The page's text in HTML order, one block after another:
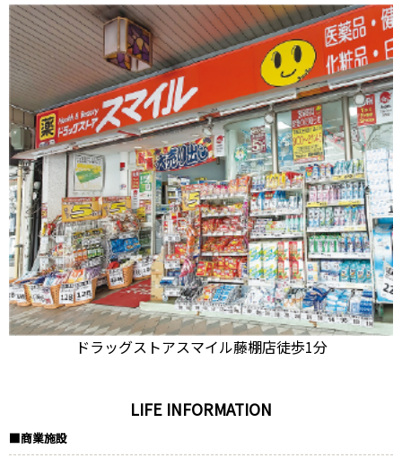
ドラッグストアスマイル藤棚店徒歩1分
LIFE INFORMATION
■商業施設